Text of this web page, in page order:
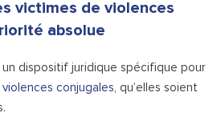
victimes de violences
absolue
un dispositif juridique spécifique pour
conjugales, qu’elles soient